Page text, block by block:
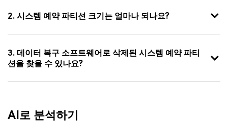
2. 시스템 예약 파티션 크기는 얼마나 되나요?
3. 데이터 복구 소프트웨어로 삭제된 시스템 예약 파티
션을 찾을 수 있나요?
AI로 분석하기